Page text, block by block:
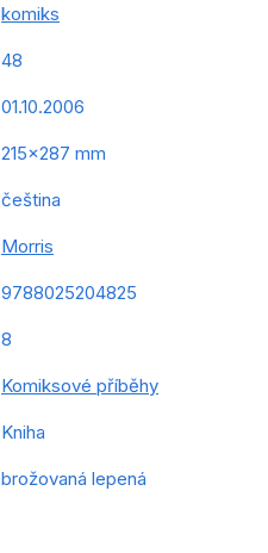
komiks
48
01.10.2006
215x287 mm
čeština
Morris
9788025204825
8
Komiksové příběhy
Kniha
brožovaná lepená